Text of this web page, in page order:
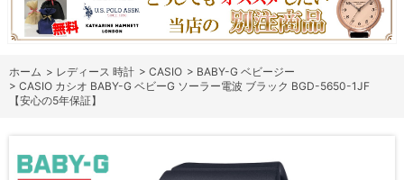
ホーム > レディース 時計 > CASIO > BABY-G ベビージー
> CASIO カシオ BABY-G ベビーG ソーラー電波 ブラック BGD-5650-1JF
【安心の5年保証】